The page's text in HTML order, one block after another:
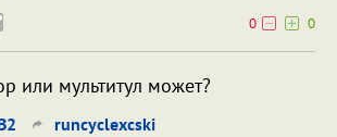
0
0
или мультитул может?
runcyclexcski